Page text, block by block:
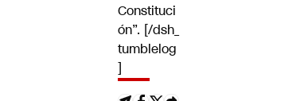
Constituci
ón”. [/dsh_
tumblelog
]